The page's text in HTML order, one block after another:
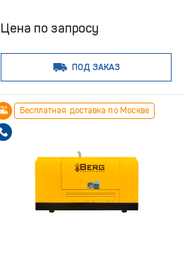
Цена по запросу
ПОД ЗАКАЗ
Бесплатная доставка по Москве